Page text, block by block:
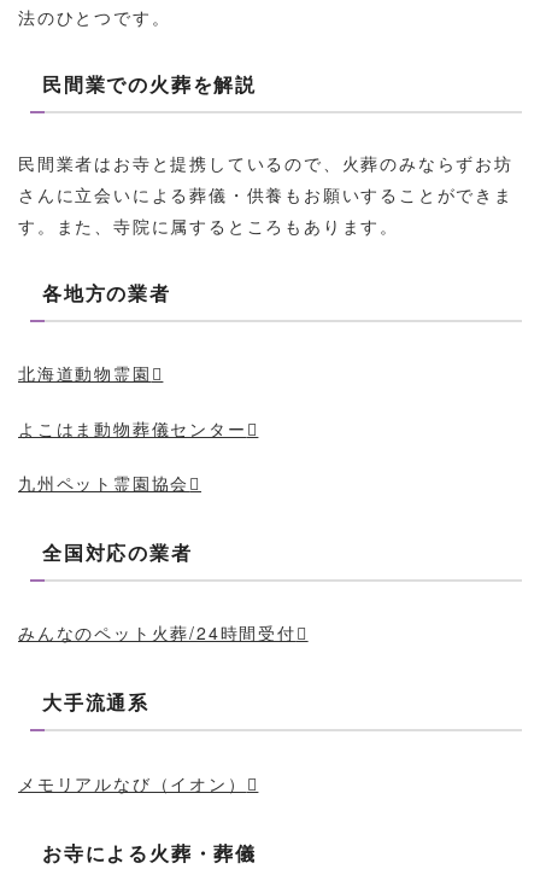
法のひとつです。
民間業での火葬を解説
民間業者はお寺と提携しているので、火葬のみならずお坊
さんに立会いによる葬儀・供養もお願いすることができま
す。また、寺院に属するところもあります。
各地方の業者
北海道動物霊園
よこはま動物葬儀センター
九州ペット霊園協会
全国対応の業者
みんなのペット火葬/24時間受付
大手流通系
メモリアルなび（イオン）
お寺による火葬・葬儀